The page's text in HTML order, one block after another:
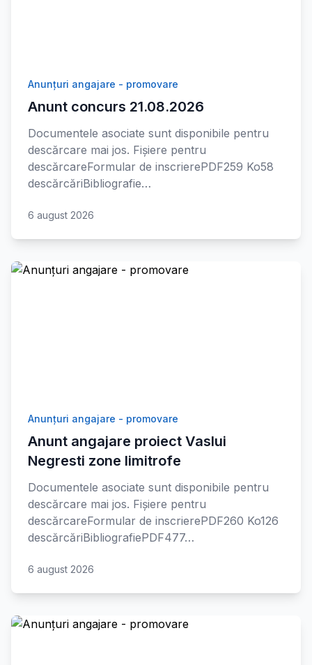
Anunțuri angajare - promovare
Anunt concurs 21.08.2026
Documentele asociate sunt disponibile pentru
descărcare mai jos. Fișiere pentru
descărcareFormular de inscrierePDF259 Ko58
descărcăriBibliografie…
6 august 2026
Anunțuri angajare - promovare
Anunt angajare proiect Vaslui
Negresti zone limitrofe
Documentele asociate sunt disponibile pentru
descărcare mai jos. Fișiere pentru
descărcareFormular de inscrierePDF260 Ko126
descărcăriBibliografiePDF477…
6 august 2026